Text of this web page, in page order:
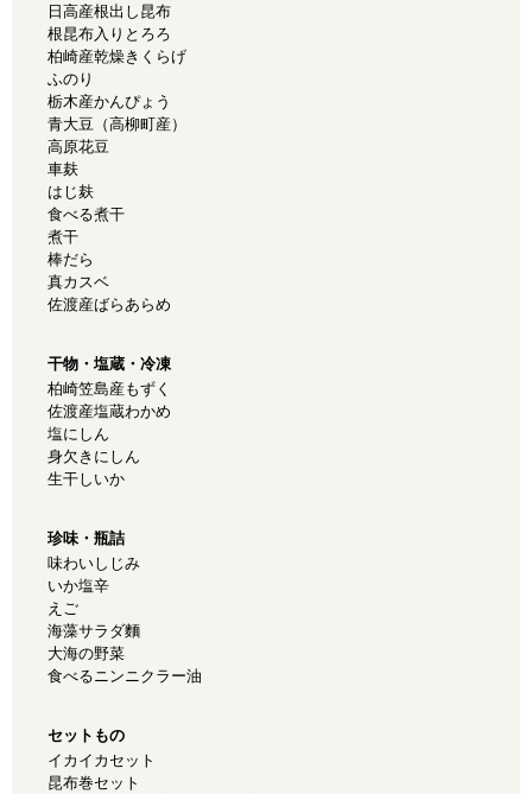
日高産根出し昆布
根昆布入りとろろ
柏崎産乾燥きくらげ
ふのり
栃木産かんぴょう
青大豆（高柳町産）
高原花豆
車麸
はじ麸
食べる煮干
煮干
棒だら
真カスベ
佐渡産ばらあらめ
干物・塩蔵・冷凍
柏崎笠島産もずく
佐渡産塩蔵わかめ
塩にしん
身欠きにしん
生干しいか
珍味・瓶詰
味わいしじみ
いか塩辛
えご
海藻サラダ麵
大海の野菜
食べるニンニクラー油
セットもの
イカイカセット
昆布巻セット